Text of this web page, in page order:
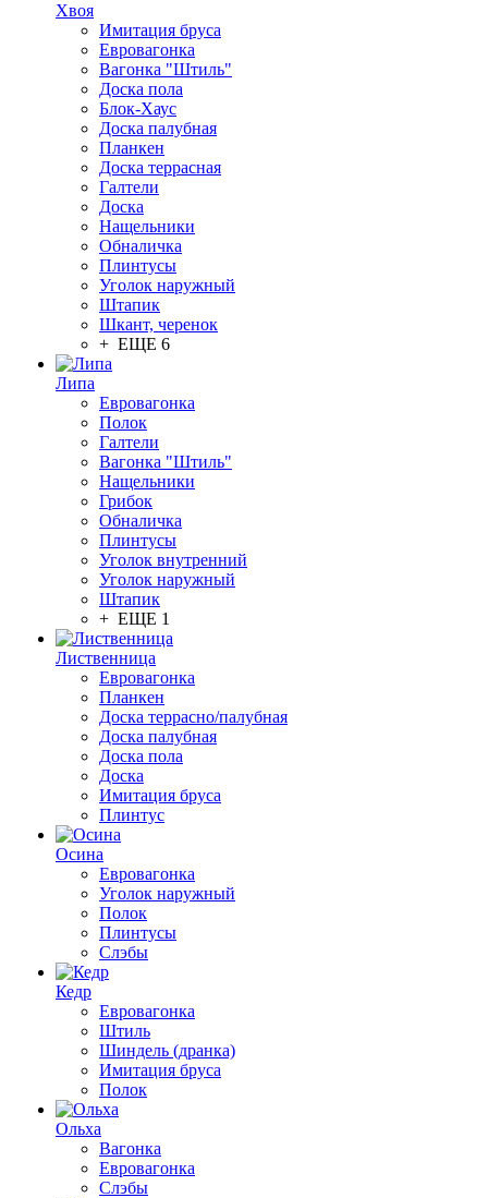
Хвоя
Имитация бруса
Евровагонка
Вагонка "Штиль"
Доска пола
Блок-Хаус
Доска палубная
Планкен
Доска террасная
Галтели
Доска
Нащельники
Обналичка
Плинтусы
Уголок наружный
Штапик
Шкант, черенок
+ ЕЩЕ 6
Липа
Евровагонка
Полок
Галтели
Вагонка "Штиль"
Нащельники
Грибок
Обналичка
Плинтусы
Уголок внутренний
Уголок наружный
Штапик
+ ЕЩЕ 1
Лиственница
Евровагонка
Планкен
Доска террасно/палубная
Доска палубная
Доска пола
Доска
Имитация бруса
Плинтус
Осина
Евровагонка
Уголок наружный
Полок
Плинтусы
Слэбы
Кедр
Евровагонка
Штиль
Шиндель (дранка)
Имитация бруса
Полок
Ольха
Вагонка
Евровагонка
Слэбы